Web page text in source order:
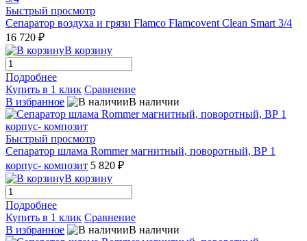
Быстрый просмотр
Сепаратор воздуха и грязи Flamco Flamcovent Clean Smart 3/4
16 720 ₽
В корзину
Подробнее
Купить в 1 клик Сравнение
В избранное
В наличии
Быстрый просмотр
Сепаратор шлама Rommer магнитный, поворотный, ВР 1
корпус- композит 5 820 ₽
В корзину
Подробнее
Купить в 1 клик Сравнение
В избранное
В наличии